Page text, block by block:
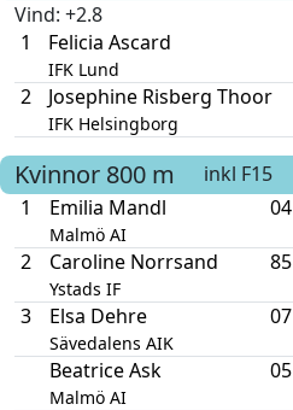
Vind: +2.8
1
Felicia Ascard
IFK Lund
2 Josephine Risberg Thoor
IFK Helsingborg
Kvinnor 800 m inkl F15
1
Emilia Mandl
Malmö AI
04
2 Caroline Norrsand
Ystads IF
85
3 Elsa Dehre
Sävedalens AIK
07
Beatrice Ask
Malmö AI
05